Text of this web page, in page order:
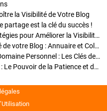
la Visibilité de Votre Blog
partage est la clé du succès !
Optimisation SEO des Articles : Stratégies pour Améliorer la Visibilité de Votre Blog
Stratégies pour améliorer la visibilité de votre Blog : Annuaire et Collaborations
Pourquoi Investir dans un Nom de Domaine Personnel : Les Clés de la Réussite de Votre Blog
Comment Faire Émerger Votre Blog : Le Pouvoir de la Patience et de la Persévérance